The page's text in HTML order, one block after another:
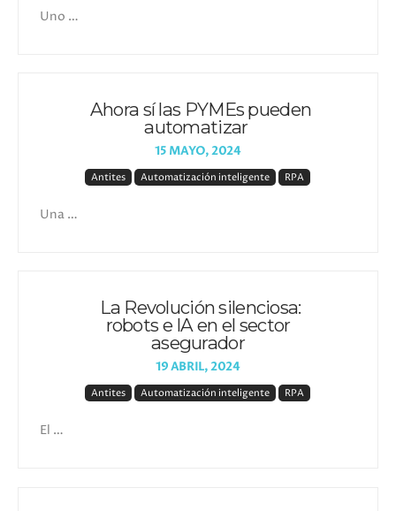
Uno …
Ahora sí las PYMEs pueden
automatizar
15 MAYO, 2024
Antites Automatización inteligente RPA
Una …
La Revolución silenciosa:
robots e IA en el sector
asegurador
19 ABRIL, 2024
Antites Automatización inteligente RPA
El …